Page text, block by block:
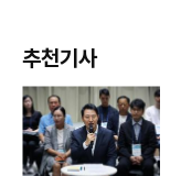
추천기사